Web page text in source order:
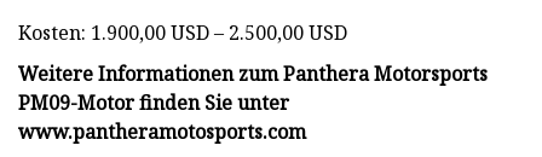
Kosten: 1.900,00 USD – 2.500,00 USD
Weitere Informationen zum Panthera Motorsports
PM09-Motor finden Sie unter
www.pantheramotosports.com